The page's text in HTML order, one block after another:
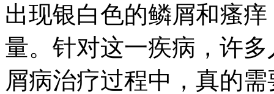
出现银白色的鳞屑和瘙
量。针对这一疾病，许
屑病治疗过程中，真的